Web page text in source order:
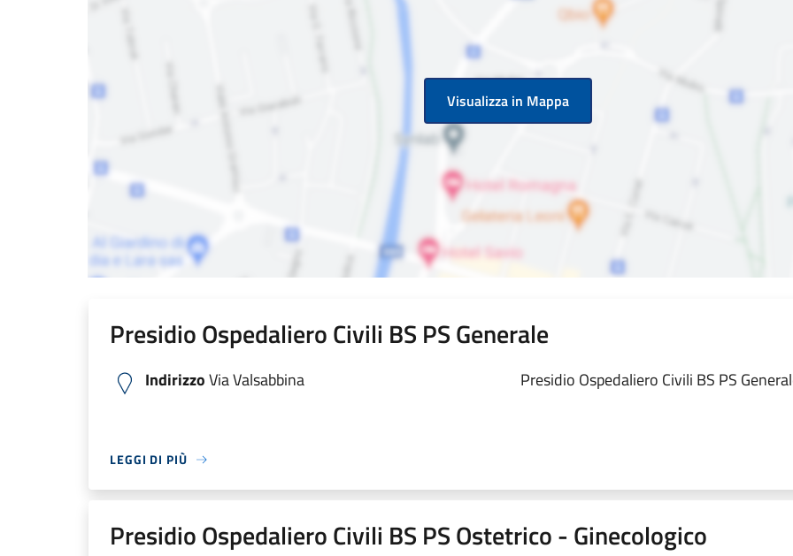
Visualizza in Mappa
Presidio Ospedaliero Civili BS PS Generale
IndirizzoVia Valsabbina Presidio Ospedaliero Civili BS PS
LEGGI DI PIÙ
Presidio Ospedaliero Civili BS PS Ostetrico - Ginecologico